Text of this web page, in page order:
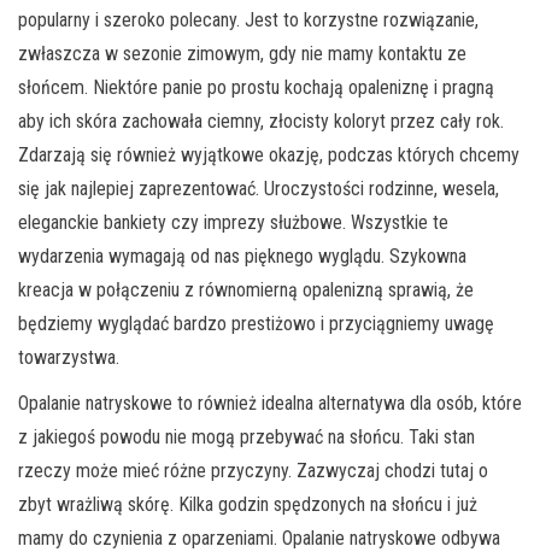
popularny i szeroko polecany. Jest to korzystne rozwiązanie,
zwłaszcza w sezonie zimowym, gdy nie mamy kontaktu ze
słońcem. Niektóre panie po prostu kochają opaleniznę i pragną
aby ich skóra zachowała ciemny, złocisty koloryt przez cały rok.
Zdarzają się również wyjątkowe okazję, podczas których chcemy
się jak najlepiej zaprezentować. Uroczystości rodzinne, wesela,
eleganckie bankiety czy imprezy służbowe. Wszystkie te
wydarzenia wymagają od nas pięknego wyglądu. Szykowna
kreacja w połączeniu z równomierną opalenizną sprawią, że
będziemy wyglądać bardzo prestiżowo i przyciągniemy uwagę
towarzystwa.
Opalanie natryskowe to również idealna alternatywa dla osób, które
z jakiegoś powodu nie mogą przebywać na słońcu. Taki stan
rzeczy może mieć różne przyczyny. Zazwyczaj chodzi tutaj o
zbyt wrażliwą skórę. Kilka godzin spędzonych na słońcu i już
mamy do czynienia z oparzeniami. Opalanie natryskowe odbywa